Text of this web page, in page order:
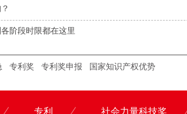
阶段时限都在这里
专利奖 专利奖申报 国家知识产权优势
专利 社会力量科技奖